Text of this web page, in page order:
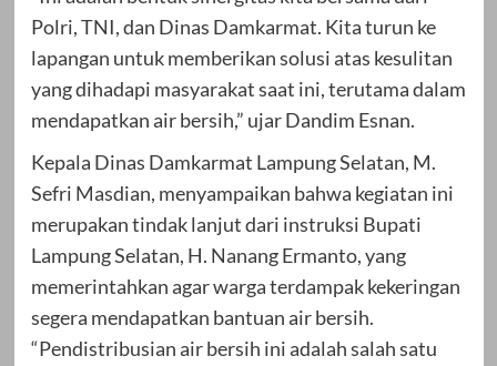
Polri, TNI, dan Dinas Damkarmat. Kita turun ke
lapangan untuk memberikan solusi atas kesulitan
yang dihadapi masyarakat saat ini, terutama dalam
mendapatkan air bersih,” ujar Dandim Esnan.
Kepala Dinas Damkarmat Lampung Selatan, M.
Sefri Masdian, menyampaikan bahwa kegiatan ini
merupakan tindak lanjut dari instruksi Bupati
Lampung Selatan, H. Nanang Ermanto, yang
memerintahkan agar warga terdampak kekeringan
segera mendapatkan bantuan air bersih.
“Pendistribusian air bersih ini adalah salah satu